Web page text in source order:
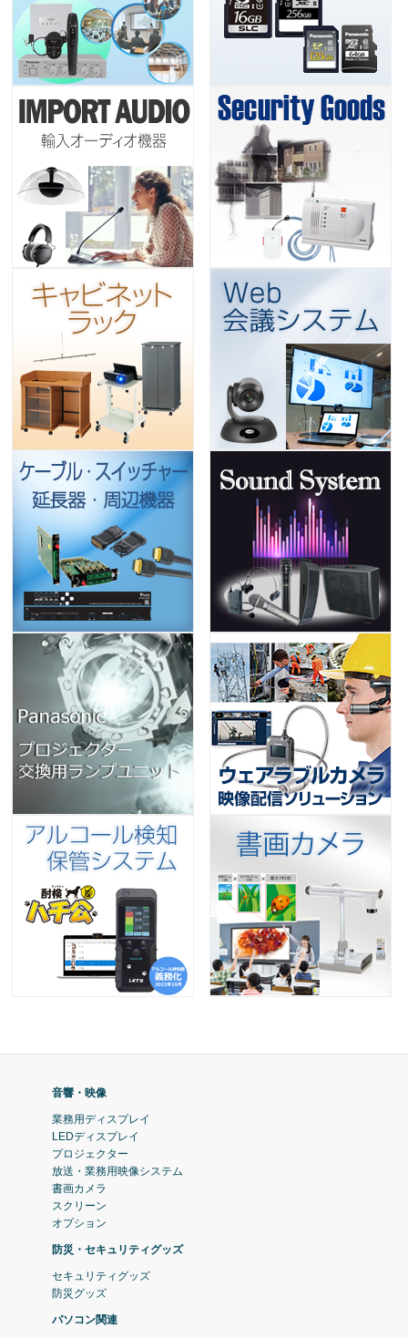
音響・映像
業務用ディスプレイ
LEDディスプレイ
プロジェクター
放送・業務用映像システム
書画カメラ
スクリーン
オプション
防災・セキュリティグッズ
セキュリティグッズ
防災グッズ
パソコン関連